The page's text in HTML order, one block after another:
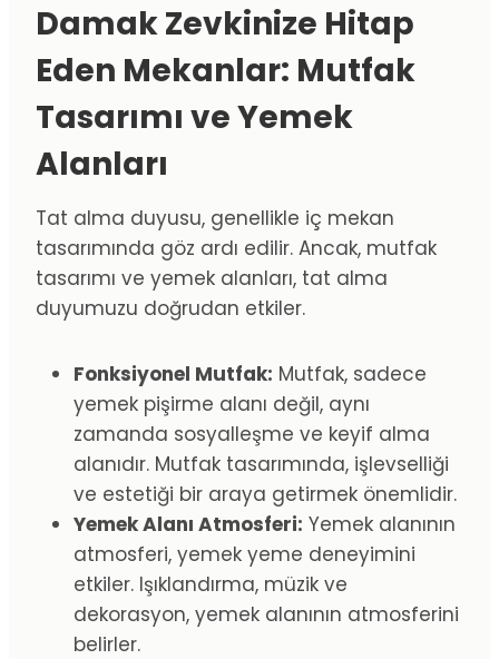
Damak Zevkinize Hitap
Eden Mekanlar: Mutfak
Tasarımı ve Yemek
Alanları
Tat alma duyusu, genellikle iç mekan
tasarımında göz ardı edilir. Ancak, mutfak
tasarımı ve yemek alanları, tat alma
duyumuzu doğrudan etkiler.
Fonksiyonel Mutfak: Mutfak, sadece
yemek pişirme alanı değil, aynı
zamanda sosyalleşme ve keyif alma
alanıdır. Mutfak tasarımında, işlevselliği
ve estetiği bir araya getirmek önemlidir.
Yemek Alanı Atmosferi: Yemek alanının
atmosferi, yemek yeme deneyimini
etkiler. Işıklandırma, müzik ve
dekorasyon, yemek alanının atmosferini
belirler.